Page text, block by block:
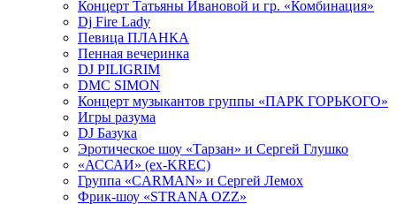
Концерт Татьяны Ивановой и гр. «Комбинация»
Dj Fire Lady
Певица ПЛАНКА
Пенная вечеринка
DJ PILIGRIM
DMC SIMON
Концерт музыкантов группы «ПАРК ГОРЬКОГО»
Игры разума
DJ Базука
Эротическое шоу «Тарзан» и Сергей Глушко
«АССАИ» (ex-KREC)
Группа «CARMAN» и Сергей Лемох
Фрик-шоу «STRANA OZZ»